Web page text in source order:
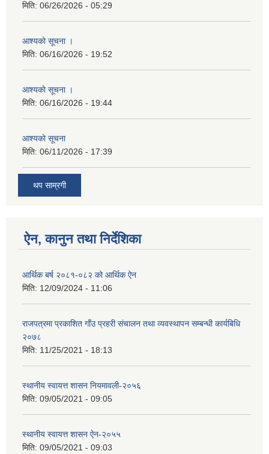
मिति: 06/26/2026 - 05:29
आश्यकाे सूचना ।
मिति: 06/16/2026 - 19:52
आश्यकाे सूचना ।
मिति: 06/16/2026 - 19:44
आश्यकाे सूचना
मिति: 06/11/2026 - 17:39
थप साम्रगी
ऐन, कानुन तथा निर्देशिका
आर्थिक बर्ष २०८१-०८२ को आर्थिक ऐन
मिति: 12/09/2024 - 11:06
राजपत्रमा प्रकाशित गाँउ प्रहरी संचालन तथा व्यवस्थापन सम्बन्धी कार्यबिधि
२०७८
मिति: 11/25/2021 - 18:13
स्थानीय स्वायत्त शासन नियमावली-२०५६
मिति: 09/05/2021 - 09:05
स्थानीय स्वायत्त शासन ए‍ेन-२०५५
मिति: 09/05/2021 - 09:03